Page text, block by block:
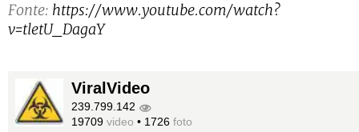
Fonte: https://www.youtube.com/watch?
v=tletU_DagaY
ViralVideo
239.799.142
19709 video • 1726 foto